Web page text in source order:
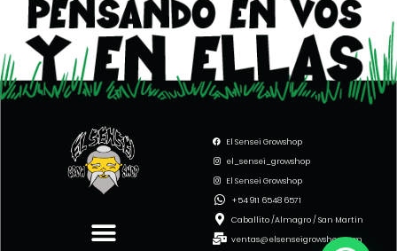
El Sensei Growshop
el_sensei_growshop
El Sensei Growshop
+54 911 6548 6571
Caballito /Almagro / San Martín
ventas@elsenseigrowshop.com